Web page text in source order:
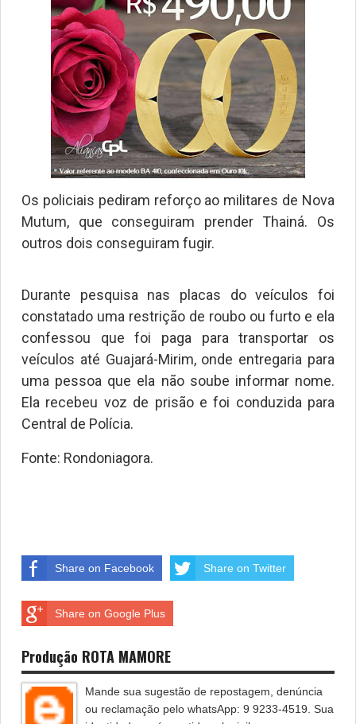
Os policiais pediram reforço ao militares de Nova
Mutum, que conseguiram prender Thainá. Os
outros dois conseguiram fugir.
Durante pesquisa nas placas do veículos foi
constatado uma restrição de roubo ou furto e ela
confessou que foi paga para transportar os
veículos até Guajará-Mirim, onde entregaria para
uma pessoa que ela não soube informar nome.
Ela recebeu voz de prisão e foi conduzida para
Central de Polícia.
Fonte: Rondoniagora.
Share on Facebook Share on Twitter
Share on Google Plus
Produção ROTA MAMORE
Mande sua sugestão de repostagem, denúncia
ou reclamação pelo whatsApp: 9 9233-4519. Sua